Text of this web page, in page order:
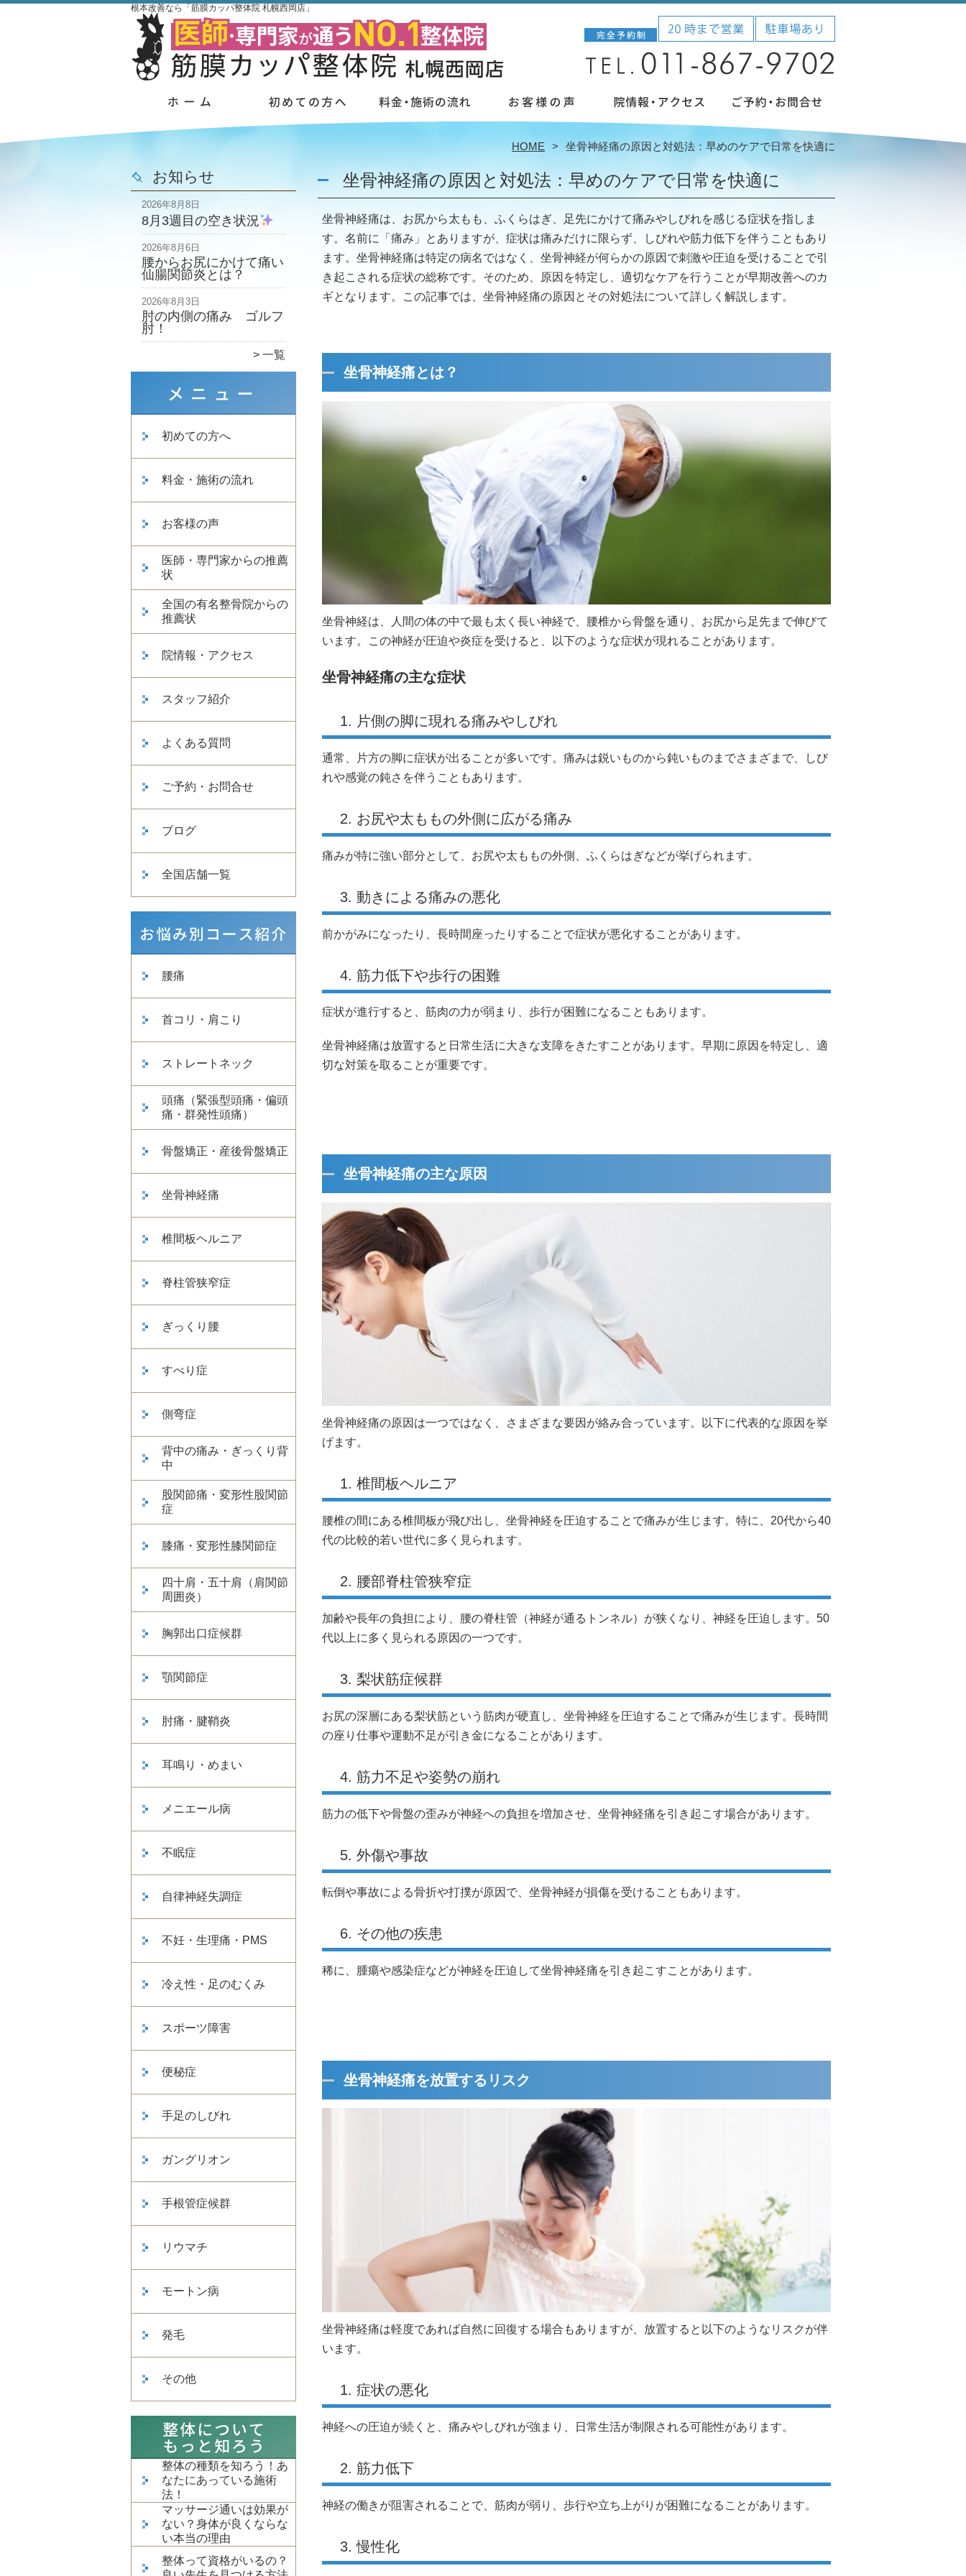
根本改善なら「筋膜カッパ整体院 札幌西岡店」
HOME 坐骨神経痛の原因と対処法：早めのケアで日常を快適に
お知らせ
2026年8月8日
8月3週目の空き状況
2026年8月6日
腰からお尻にかけて痛い
仙腸関節炎とは？
2026年8月3日
肘の内側の痛み ゴルフ
肘！
一覧
初めての方へ
料金・施術の流れ
お客様の声
医師・専門家からの推薦
状
全国の有名整骨院からの
推薦状
院情報・アクセス
スタッフ紹介
よくある質問
ご予約・お問合せ
ブログ
全国店舗一覧
腰痛
首コリ・肩こり
ストレートネック
頭痛（緊張型頭痛・偏頭
痛・群発性頭痛）
骨盤矯正・産後骨盤矯正
坐骨神経痛
椎間板ヘルニア
脊柱管狭窄症
ぎっくり腰
すべり症
側弯症
背中の痛み・ぎっくり背
中
股関節痛・変形性股関節
症
膝痛・変形性膝関節症
四十肩・五十肩（肩関節
周囲炎）
胸郭出口症候群
顎関節症
肘痛・腱鞘炎
耳鳴り・めまい
メニエール病
不眠症
自律神経失調症
不妊・生理痛・PMS
冷え性・足のむくみ
スポーツ障害
便秘症
手足のしびれ
ガングリオン
手根管症候群
リウマチ
モートン病
発毛
その他
整体の種類を知ろう！あ
なたにあっている施術
法！
マッサージ通いは効果が
ない？身体が良くならな
い本当の理由
整体って資格がいるの？
坐骨神経痛の原因と対処法：早めのケアで日常を快適に
坐骨神経痛は、お尻から太もも、ふくらはぎ、足先にかけて痛みやしびれを感じる症状を指しま
す。名前に「痛み」とありますが、症状は痛みだけに限らず、しびれや筋力低下を伴うこともあり
ます。坐骨神経痛は特定の病名ではなく、坐骨神経が何らかの原因で刺激や圧迫を受けることで引
き起こされる症状の総称です。そのため、原因を特定し、適切なケアを行うことが早期改善へのカ
ギとなります。この記事では、坐骨神経痛の原因とその対処法について詳しく解説します。
坐骨神経痛とは？
坐骨神経は、人間の体の中で最も太く長い神経で、腰椎から骨盤を通り、お尻から足先まで伸びて
います。この神経が圧迫や炎症を受けると、以下のような症状が現れることがあります。
坐骨神経痛の主な症状
1. 片側の脚に現れる痛みやしびれ
通常、片方の脚に症状が出ることが多いです。痛みは鋭いものから鈍いものまでさまざまで、しび
れや感覚の鈍さを伴うこともあります。
2. お尻や太ももの外側に広がる痛み
痛みが特に強い部分として、お尻や太ももの外側、ふくらはぎなどが挙げられます。
3. 動きによる痛みの悪化
前かがみになったり、長時間座ったりすることで症状が悪化することがあります。
4. 筋力低下や歩行の困難
症状が進行すると、筋肉の力が弱まり、歩行が困難になることもあります。
坐骨神経痛は放置すると日常生活に大きな支障をきたすことがあります。早期に原因を特定し、適
切な対策を取ることが重要です。
坐骨神経痛の主な原因
坐骨神経痛の原因は一つではなく、さまざまな要因が絡み合っています。以下に代表的な原因を挙
げます。
1. 椎間板ヘルニア
腰椎の間にある椎間板が飛び出し、坐骨神経を圧迫することで痛みが生じます。特に、20代から40
代の比較的若い世代に多く見られます。
2. 腰部脊柱管狭窄症
加齢や長年の負担により、腰の脊柱管（神経が通るトンネル）が狭くなり、神経を圧迫します。50
代以上に多く見られる原因の一つです。
3. 梨状筋症候群
お尻の深層にある梨状筋という筋肉が硬直し、坐骨神経を圧迫することで痛みが生じます。長時間
の座り仕事や運動不足が引き金になることがあります。
4. 筋力不足や姿勢の崩れ
筋力の低下や骨盤の歪みが神経への負担を増加させ、坐骨神経痛を引き起こす場合があります。
5. 外傷や事故
転倒や事故による骨折や打撲が原因で、坐骨神経が損傷を受けることもあります。
6. その他の疾患
稀に、腫瘍や感染症などが神経を圧迫して坐骨神経痛を引き起こすことがあります。
坐骨神経痛を放置するリスク
坐骨神経痛は軽度であれば自然に回復する場合もありますが、放置すると以下のようなリスクが伴
います。
1. 症状の悪化
神経への圧迫が続くと、痛みやしびれが強まり、日常生活が制限される可能性があります。
2. 筋力低下
神経の働きが阻害されることで、筋肉が弱り、歩行や立ち上がりが困難になることがあります。
3. 慢性化